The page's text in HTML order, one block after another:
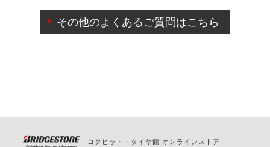
ご来店予約日の3営業日前を過ぎている場合のご予約
の日時変更につきましては、直接ご予約の店舗まで
その他のよくあるご質問はこちら
コクピット・タイヤ館 オンラインストア